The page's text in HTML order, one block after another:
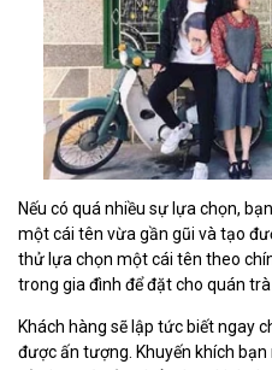
Nếu có quá nhiều sự lựa chọn,
một cái tên vừa gần gũi và tạo
thử lựa chọn một cái tên theo
trong gia đình để đặt cho quán trà
Khách hàng sẽ lập tức biết ngay
được ấn tượng. Khuyến khích